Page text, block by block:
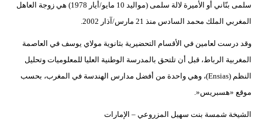
سلمى بنّاني أو الأميرة لالة سلمى (مواليد 10 مايو/أيار 1978) هي زوجة العاهل
المغربي الملك محمد السادس منذ 21 مارس/آذار 2002.
وقد درست لعامين في الأقسام التحضيرية بثانوية مولاي يوسف في العاصمة
المغربية الرباط، قبل أن تلتحق بالمدرسة الوطنية العليا للمعلوميات وتحليل
النظم (Ensias)، وهي واحدة من أفضل مدارس الهندسة في المغرب، بحسب
موقع «هسبريس«.
الشيخة شمسة بنت سهيل المزروعي – الإمارات